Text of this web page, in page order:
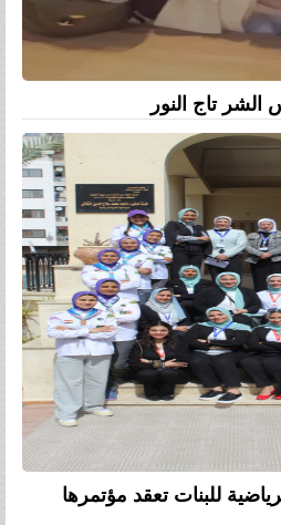
تاج النور
للبنات تعقد مؤتمرها